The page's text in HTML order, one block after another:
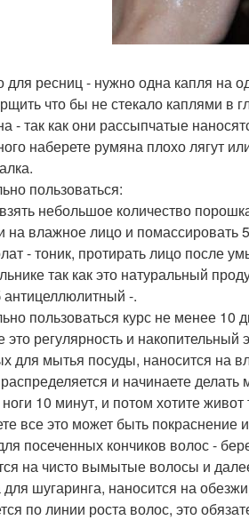
для ресниц - нужно одна капля на
что бы не стекало каплями в
- так как они рассыпчатые
наберете румяна плохо лягут
пользоваться:
небольшое количество
на влажное лицо и помассировать
- тоник, протирать лицо после
так как это натуральный
антицеллюлитный -.
пользоваться курс не менее 10
это регулярность и
для мытья посуды, наносится на
и начинаете
ноги 10 минут, и потом хотите
все это может быть покраснение
посеченных кончиков волос -
на чисто вымытые волосы и
для шугаринга, наносится на
по линии роста волос, это